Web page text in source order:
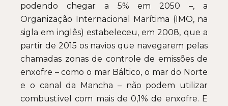
podendo chegar a 5% em 2050 –, a
Organização Internacional Marítima (IMO, na
sigla em inglês) estabeleceu, em 2008, que a
partir de 2015 os navios que navegarem pelas
chamadas zonas de controle de emissões de
enxofre – como o mar Báltico, o mar do Norte
e o canal da Mancha – não podem utilizar
combustível com mais de 0,1% de enxofre. E